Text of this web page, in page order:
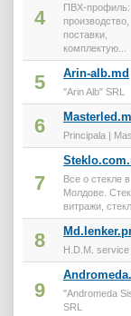
4
ПВХ-профиль:
производство,
поставки,
комплектую...
5 Arin-alb.md
"Arin Alb" SRL
6 Principala |
7
Все о стекле в
Молдове.
витражи,
8 H.D.M. service
9
"Andromeda
SRL